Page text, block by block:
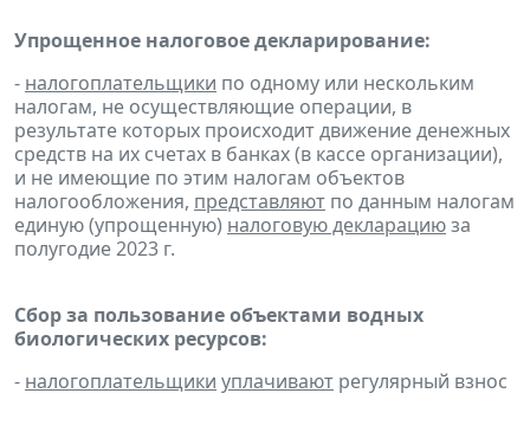
Упрощенное налоговое декларирование:
- налогоплательщики по одному или нескольким
налогам, не осуществляющие операции, в
результате которых происходит движение денежных
средств на их счетах в банках (в кассе организации),
и не имеющие по этим налогам объектов
налогообложения, представляют по данным налогам
единую (упрощенную) налоговую декларациюза
полугодие 2023 г.
Сбор за пользование объектами водных
биологических ресурсов:
- налогоплательщики уплачивают регулярный взнос